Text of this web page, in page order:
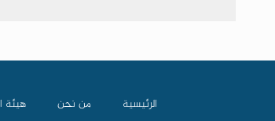
الرئيسية من نحن هيئة